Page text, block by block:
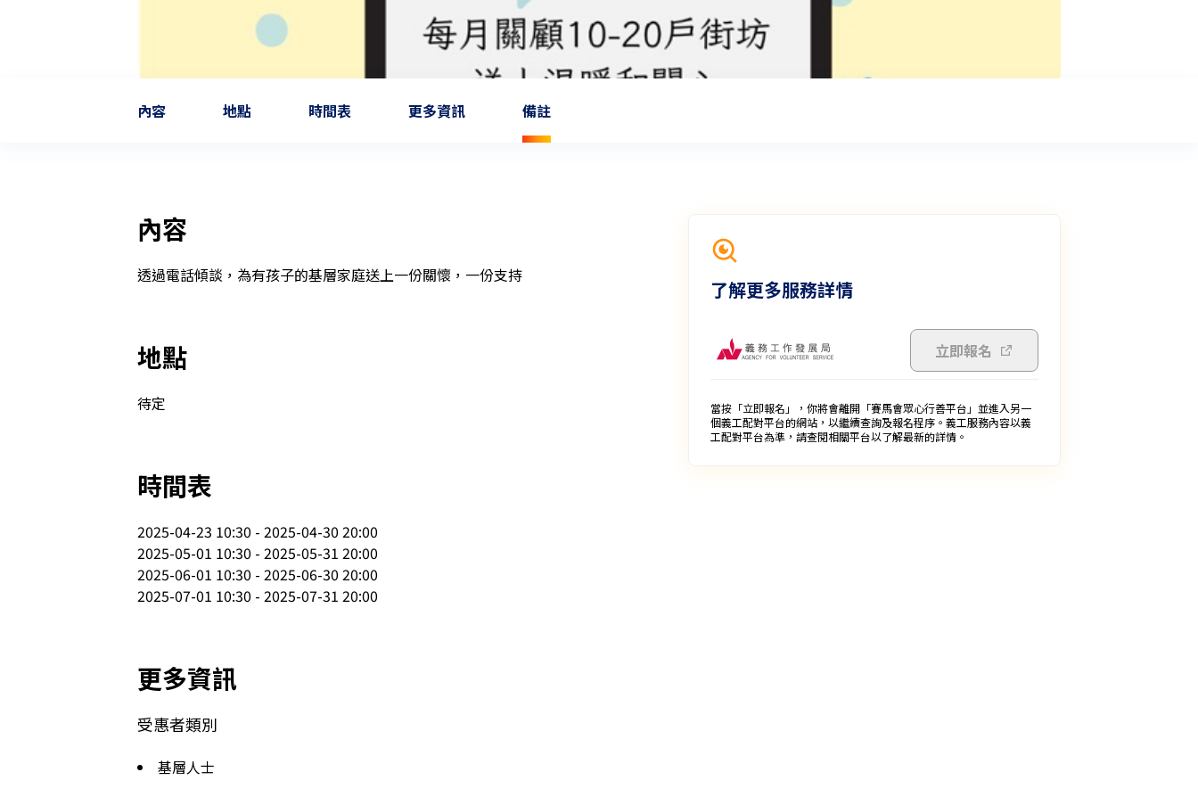
內容 地點 時間表 更多資訊 備註
內容
透過電話傾談，為有孩子的基層家庭送上一份關懷，一份支持
地點
待定
時間表
2025-04-23 10:30 - 2025-04-30 20:00
2025-05-01 10:30 - 2025-05-31 20:00
2025-06-01 10:30 - 2025-06-30 20:00
2025-07-01 10:30 - 2025-07-31 20:00
更多資訊
受惠者類別
基層人士
了解更多服務詳情
立即報名
當按「立即報名」，你將會離開「賽馬會眾心行善平台」並進入另一
個義工配對平台的網站，以繼續查詢及報名程序。義工服務內容以義
工配對平台為準，請查閱相關平台以了解最新的詳情。